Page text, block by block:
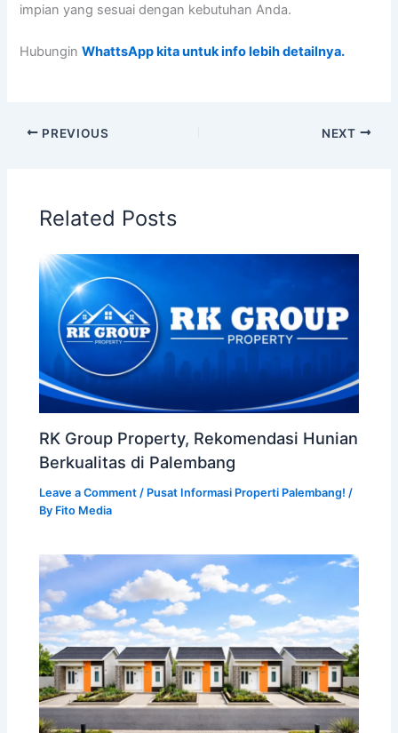
impian yang sesuai dengan kebutuhan Anda.
HubunginWhattsApp kita untuk info lebih detailnya.
PREVIOUS NEXT
Related Posts
RK Group Property, Rekomendasi Hunian
Berkualitas di Palembang
Leave a Comment / Pusat Informasi Properti Palembang! /
By Fito Media